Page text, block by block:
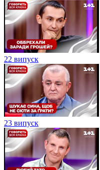
22 випуск
23 випуск